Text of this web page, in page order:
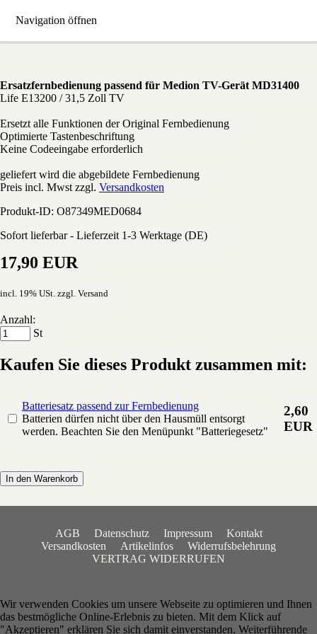
Navigation öffnen
MD-31400 Medion Ersatz Fernbedienung
Ersatzfernbedienung passend für Medion TV-Gerät MD31400
Life E13200 / 31,5 Zoll TV
Ersetzt alle Funktionen der Original Fernbedienung
Optimierte Tastenbeschriftung
Keine Codeeingabe erforderlich
geliefert wird die abgebildete Fernbedienung
Preis incl. Mwst zzgl. Versandkosten
Produkt-ID: O87349MED0684
Sofort lieferbar - Lieferzeit 1-3 Werktage (DE)
17,90 EUR
incl. 19% USt. zzgl. Versand
Anzahl:
St
Kaufen Sie dieses Produkt zusammen mit:
Batteriesatz passend zur Fernbedienung
Batterien dürfen nicht über den Hausmüll entsorgt
werden. Beachten Sie den Menüpunkt "Batteriegesetz"
2,60
EUR
In den Warenkorb
AGB Datenschutz Impressum
Kontakt
Versandkosten
Artikelinfos
Widerrufsbelehrung
VERTRAG WIDERRUFEN
Wir verwenden Cookies um unsere Webseite zu optimieren und Ihnen
das bestmögliche Online-Erlebnis zu bieten. Mit dem Klick auf
"Akzeptieren" erklären Sie sich damit einverstanden. Weiterführende